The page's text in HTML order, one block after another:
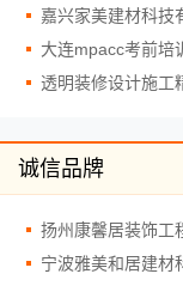
嘉兴家美建材科技
大连mpacc考前培
诚信品牌
扬州康馨居装饰工
宁波雅美和居建材